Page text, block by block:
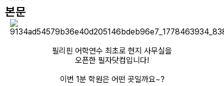
필자닷컴 이벤트
필리핀 출국준비
필리핀 조기유학
본문
필리핀 어학연수 최초로 현지 사무실을
오픈한 필자닷컴입니다!
이번 1분 학원은 어떤 곳일까요~?